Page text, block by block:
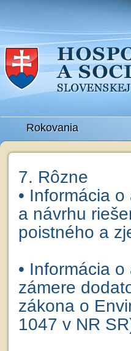
Rokovania
7. Rôzne
• Informácia
a návrhu
poistného a
• Informácia
zámere
zákona o
1047 v NR